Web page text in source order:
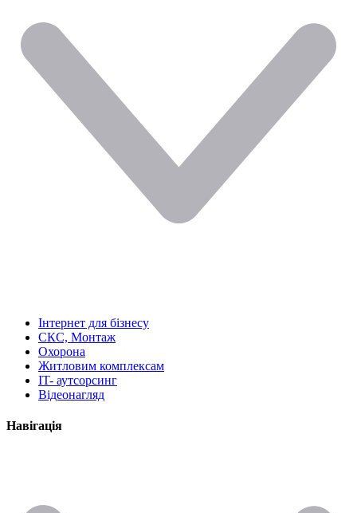
Інтернет для бізнесу
СКС, Монтаж
Охорона
Житловим комплексам
IT- аутсорсинг
Відеонагляд
Навігація